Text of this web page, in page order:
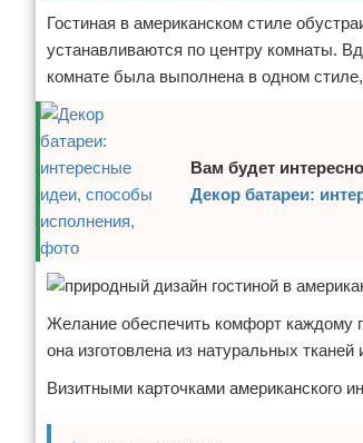
Гостиная в американском стиле
устанавливаются по центру комнаты.
комнате была выполнена в одном
Вам будет
Декор батареи:
Желание обеспечить комфорт каждому
она изготовлена из натуральных тканей
Визитными карточками американского